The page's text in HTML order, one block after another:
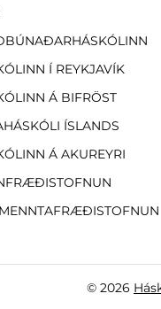
Í REYKJAVÍK
Á BIFRÖST
ÍSLANDS
Á AKUREYRI
© 2026